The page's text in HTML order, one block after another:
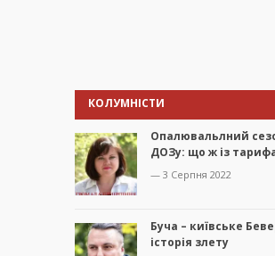
КОЛУМНІСТИ
Опалювальлний
ДОЗу: що ж із
— 3 Серпня 2022
Буча – київське
історія злету